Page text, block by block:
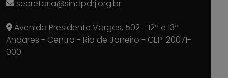
secretaria@sindpdrj.org.br
Avenida Presidente Vargas, 502 - 12º e 13º
Andares - Centro - Rio de Janeiro - CEP: 20071-
000